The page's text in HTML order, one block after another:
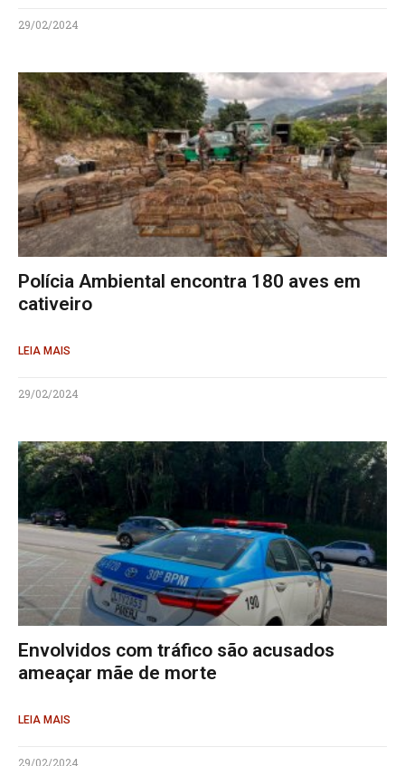
29/02/2024
Polícia Ambiental encontra 180 aves em
cativeiro
LEIA MAIS
29/02/2024
Envolvidos com tráfico são acusados
ameaçar mãe de morte
LEIA MAIS
29/02/2024